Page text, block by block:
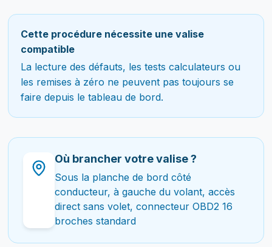
Cette procédure nécessite une valise
compatible
La lecture des défauts, les tests calculateurs ou
les remises à zéro ne peuvent pas toujours se
faire depuis le tableau de bord.
Où brancher votre valise ?
Sous la planche de bord côté
conducteur, à gauche du volant, accès
direct sans volet, connecteur OBD2 16
broches standard